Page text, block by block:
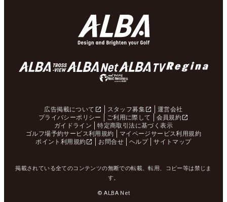
広告掲載について スタッフ募集
運営会社
プライバシーポリシー
ご利用に際して
会員規約
ガイドライン
特定商取引法に基づく表示
ゴルフ場予約サービス利用規約
マイページサービス利用規約
ポイント利用規約
お問合せ ヘルプ サイトマップ
掲載されている全てのコンテンツの無断での転載、転用、コピー等は禁じま
す。
© ALBA Net